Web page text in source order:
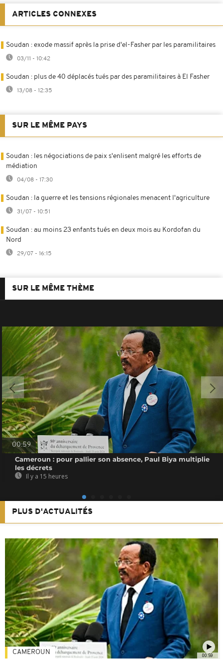
ARTICLES CONNEXES
Soudan : exode massif après la prise d'el-Fasher par les paramilitaires
03/11 - 10:42
Soudan : plus de 40 déplacés tués par des paramilitaires à El Fasher
13/08 - 12:35
SUR LE MÊME PAYS
Soudan : les négociations de paix s'enlisent malgré les efforts de
médiation
04/08 - 17:30
Soudan : la guerre et les tensions régionales menacent l'agriculture
31/07 - 10:51
Soudan : au moins 23 enfants tués en deux mois au Kordofan du
Nord
29/07 - 16:15
SUR LE MÊME THÈME
00:59
Cameroun : pour pallier son absence, Paul Biya multiplie
les décrets
Il y a 15 heures
PLUS D'ACTUALITÉS
00:59
CAMEROUN